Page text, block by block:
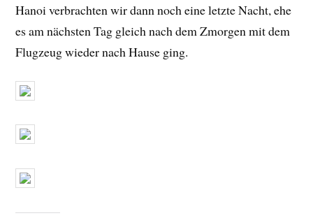
Hanoi verbrachten wir dann noch eine letzte Nacht, ehe
es am nächsten Tag gleich nach dem Zmorgen mit dem
Flugzeug wieder nach Hause ging.